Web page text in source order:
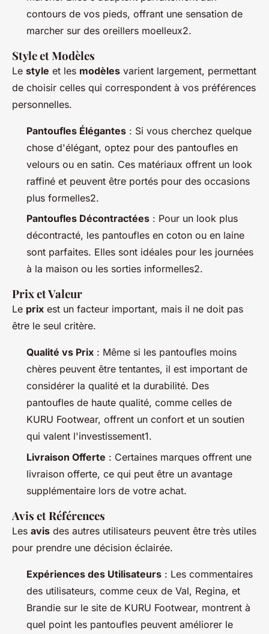
contours de vos pieds, offrant une sensation de
marcher sur des oreillers moelleux2.
Style et Modèles
Le style et les modèles varient largement, permettant
de choisir celles qui correspondent à vos préférences
personnelles.
Pantoufles Élégantes : Si vous cherchez quelque
chose d'élégant, optez pour des pantoufles en
velours ou en satin. Ces matériaux offrent un look
raffiné et peuvent être portés pour des occasions
plus formelles2.
Pantoufles Décontractées : Pour un look plus
décontracté, les pantoufles en coton ou en laine
sont parfaites. Elles sont idéales pour les journées
à la maison ou les sorties informelles2.
Prix et Valeur
Le prix est un facteur important, mais il ne doit pas
être le seul critère.
Qualité vs Prix : Même si les pantoufles moins
chères peuvent être tentantes, il est important de
considérer la qualité et la durabilité. Des
pantoufles de haute qualité, comme celles de
KURU Footwear, offrent un confort et un soutien
qui valent l'investissement1.
Livraison Offerte : Certaines marques offrent une
livraison offerte, ce qui peut être un avantage
supplémentaire lors de votre achat.
Avis et Références
Les avis des autres utilisateurs peuvent être très utiles
pour prendre une décision éclairée.
Expériences des Utilisateurs : Les commentaires
des utilisateurs, comme ceux de Val, Regina, et
Brandie sur le site de KURU Footwear, montrent à
quel point les pantoufles peuvent améliorer le